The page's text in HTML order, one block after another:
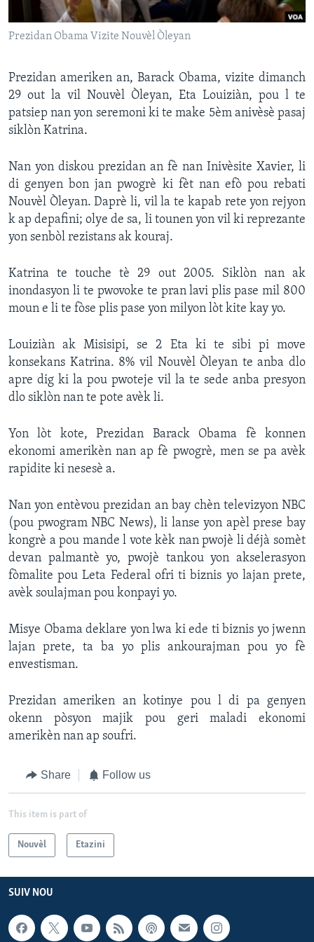
Languages
Prezidan Obama Vizite Nouvèl Òleyan
Prezidan ameriken an, Barack Obama, vizite dimanch
29 out la vil Nouvèl Òleyan, Eta Louiziàn, pou l te
patsiep nan yon seremoni ki te make 5èm anivèsè pasaj
siklòn Katrina.
Nan yon diskou prezidan an fè nan Inivèsite Xavier, li
di genyen bon jan pwogrè ki fèt nan efò pou rebati
Nouvèl Òleyan. Daprè li, vil la te kapab rete yon rejyon
k ap depafini; olye de sa, li tounen yon vil ki reprezante
yon senbòl rezistans ak kouraj.
Katrina te touche tè 29 out 2005. Siklòn nan ak
inondasyon li te pwovoke te pran lavi plis pase mil 800
moun e li te fòse plis pase yon milyon lòt kite kay yo.
Louiziàn ak Misisipi, se 2 Eta ki te sibi pi move
konsekans Katrina. 8% vil Nouvèl Òleyan te anba dlo
apre dig ki la pou pwoteje vil la te sede anba presyon
dlo siklòn nan te pote avèk li.
Yon lòt kote, Prezidan Barack Obama fè konnen
ekonomi amerikèn nan ap fè pwogrè, men se pa avèk
rapidite ki nesesè a.
Nan yon entèvou prezidan an bay chèn televizyon NBC
(pou pwogram NBC News), li lanse yon apèl prese bay
kongrè a pou mande l vote kèk nan pwojè li déjà somèt
devan palmantè yo, pwojè tankou yon akselerasyon
fòmalite pou Leta Federal ofri ti biznis yo lajan prete,
avèk soulajman pou konpayi yo.
Misye Obama deklare yon lwa ki ede ti biznis yo jwenn
lajan prete, ta ba yo plis ankourajman pou yo fè
envestisman.
Prezidan ameriken an kotinye pou l di pa genyen
okenn pòsyon majik pou geri maladi ekonomi
amerikèn nan ap soufri.
Share Follow us
This item is part of
Nouvèl Etazini
SUIV NOU